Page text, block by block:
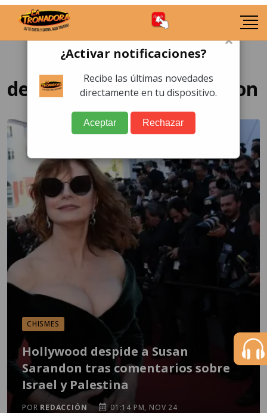
despiden a Susan Sarandon
CHISMES
Hollywood despide a Susan
Sarandon tras comentarios sobre
Israel y Palestina
PORREDACCIÓN 01:14 PM, NOV 24
×
¿Activar notificaciones?
Recibe las últimas novedades
directamente en tu dispositivo.
Aceptar Rechazar